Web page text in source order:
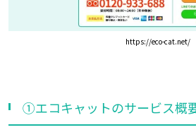
https://eco-cat.net/
①エコキャットのサービス概